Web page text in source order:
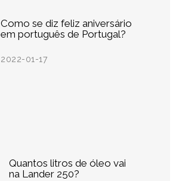
Como se diz feliz aniversário
em português de Portugal?
2022-01-17
Quantos litros de óleo vai
na Lander 250?